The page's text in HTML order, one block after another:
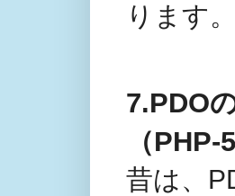
ります。
7.PDO
（
昔は、